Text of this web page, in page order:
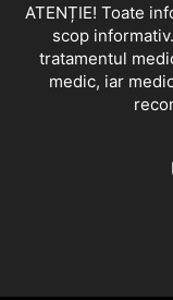
ATENȚIE! Toate
scop
tratamentul
medic, iar